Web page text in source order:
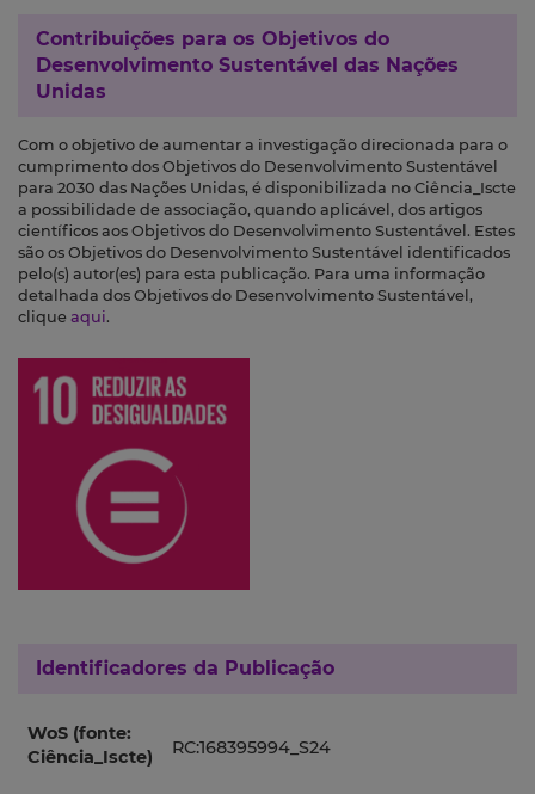
Contribuições para os Objetivos do
Desenvolvimento Sustentável das Nações
Unidas
Com o objetivo de aumentar a investigação direcionada para o
cumprimento dos Objetivos do Desenvolvimento Sustentável
para 2030 das Nações Unidas, é disponibilizada no Ciência_Iscte
a possibilidade de associação, quando aplicável, dos artigos
científicos aos Objetivos do Desenvolvimento Sustentável. Estes
são os Objetivos do Desenvolvimento Sustentável identificados
pelo(s) autor(es) para esta publicação. Para uma informação
detalhada dos Objetivos do Desenvolvimento Sustentável,
clique aqui.
Identificadores da Publicação
WoS (fonte:
Ciência_Iscte)
RC:168395994_S24